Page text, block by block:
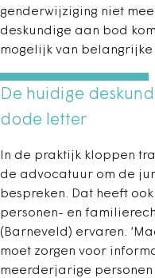
genderwijziging niet
deskundige aan bod
mogelijk van
De huidige
dode letter
In de praktijk kloppen
de advocatuur om de
bespreken. Dat heeft
personen- en
(Barneveld) ervaren.
moet zorgen voor
meerderjarige